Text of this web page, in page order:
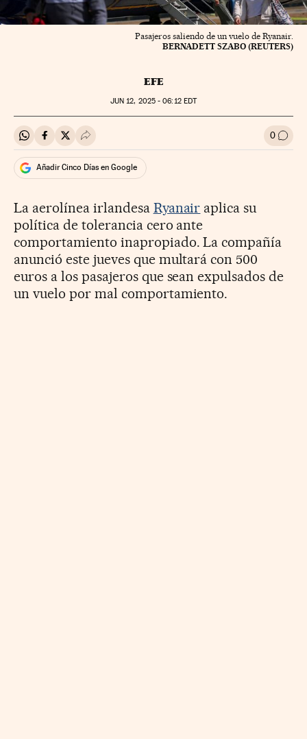
Pasajeros saliendo de un vuelo de Ryanair.
BERNADETT SZABO (REUTERS)
EFE
JUN 12, 2025 - 06:12EDT
Compartir en Whatsapp
Compartir en Facebook
Compartir en Twitter
Desplegar Redes Sociales 0 Ir a
Añadir Cinco Días en Google
La aerolínea irlandesa Ryanair aplica su
política de tolerancia cero ante
comportamiento inapropiado. La compañía
anunció este jueves que multará con 500
euros a los pasajeros que sean expulsados de
un vuelo por mal comportamiento.